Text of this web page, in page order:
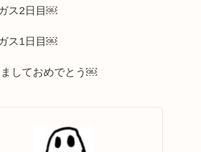
ス2日目￼
ス1日目￼
しておめでとう￼